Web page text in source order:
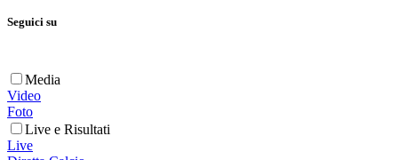
Seguici su
Media
Video
Foto
Live e Risultati
Live